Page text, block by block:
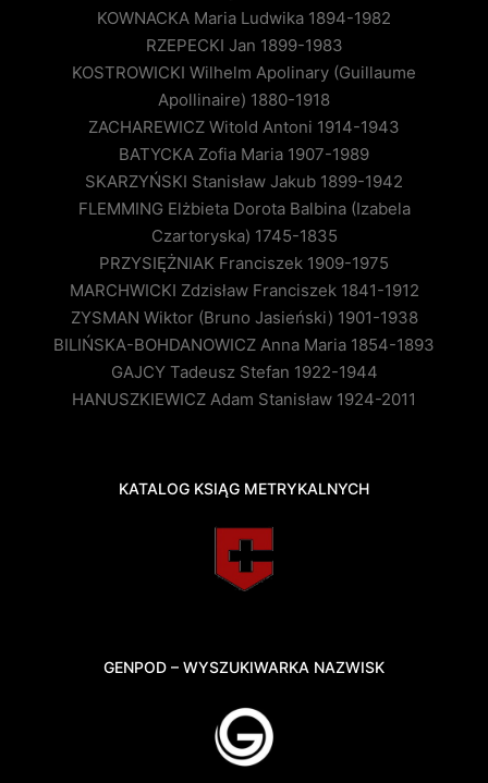
KOWNACKA Maria Ludwika 1894-1982
RZEPECKI Jan 1899-1983
KOSTROWICKI Wilhelm Apolinary (Guillaume
Apollinaire) 1880-1918
ZACHAREWICZ Witold Antoni 1914-1943
BATYCKA Zofia Maria 1907-1989
SKARZYŃSKI Stanisław Jakub 1899-1942
FLEMMING Elżbieta Dorota Balbina (Izabela
Czartoryska) 1745-1835
PRZYSIĘŻNIAK Franciszek 1909-1975
MARCHWICKI Zdzisław Franciszek 1841-1912
ZYSMAN Wiktor (Bruno Jasieński) 1901-1938
BILIŃSKA-BOHDANOWICZ Anna Maria 1854-1893
GAJCY Tadeusz Stefan 1922-1944
HANUSZKIEWICZ Adam Stanisław 1924-2011
KATALOG KSIĄG METRYKALNYCH
GENPOD – WYSZUKIWARKA NAZWISK